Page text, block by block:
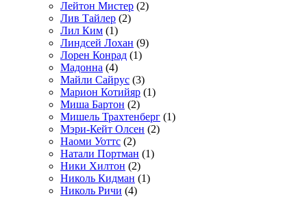
Лейтон Мистер (2)
Лив Тайлер (2)
Лил Ким (1)
Линдсей Лохан (9)
Лорен Конрад (1)
Мадонна (4)
Майли Сайрус (3)
Марион Котийяр (1)
Миша Бартон (2)
Мишель Трахтенберг (1)
Мэри-Кейт Олсен (2)
Наоми Уоттс (2)
Натали Портман (1)
Ники Хилтон (2)
Николь Кидман (1)
Николь Ричи (4)